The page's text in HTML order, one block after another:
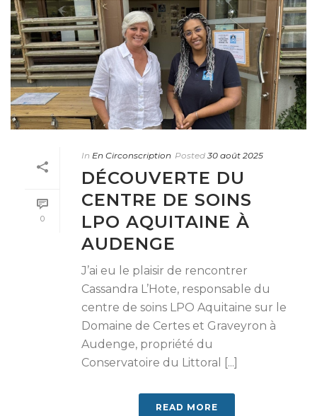
0
In En Circonscription Posted 30 août 2025
DÉCOUVERTE DU
CENTRE DE SOINS
LPO AQUITAINE À
AUDENGE
J’ai eu le plaisir de rencontrer
Cassandra L’Hote, responsable du
centre de soins LPO Aquitaine sur le
Domaine de Certes et Graveyron à
Audenge, propriété du
Conservatoire du Littoral [...]
READ MORE